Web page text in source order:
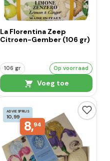
La Florentina Zeep
Citroen-Gember (106 gr)
106 gr Op voorraad
Voeg toe
ADVIESPRIJS
10,99
8,94